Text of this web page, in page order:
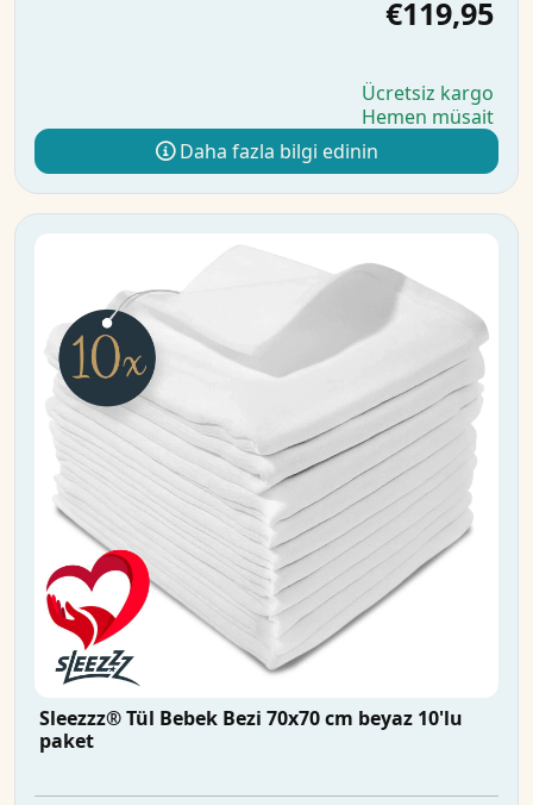
€119,95
Ücretsiz kargo
Hemen müsait
Daha fazla bilgi edinin
Sleezzz® Tül Bebek Bezi 70x70 cm beyaz 10'lu
paket